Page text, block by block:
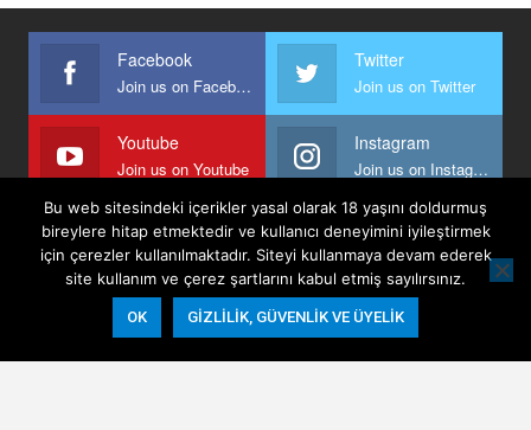
Facebook
Join us on Facebook
Twitter
Join us on Twitter
Youtube
Join us on Youtube
Instagram
Join us on Instagram
Anasayfa Keyfi Yazanlar İletişim
Şartlar Ve Koşullar
Gizlilik, Güvenlik Ve Üyelik Politikası
Bu web sitesindeki içerikler yasal olarak 18 yaşını doldurmuş
bireylere hitap etmektedir ve kullanıcı deneyimini iyileştirmek
için çerezler kullanılmaktadır. Siteyi kullanmaya devam ederek
site kullanım ve çerez şartlarını kabul etmiş sayılırsınız.
OK GIZLILIK, GÜVENLIK VE ÜYELIK